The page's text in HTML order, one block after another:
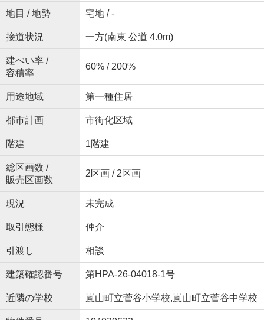
地目 / 地勢 宅地 / -
接道状況 一方(南東 公道 4.0m)
建ぺい率 /
容積率
60% / 200%
用途地域 第一種住居
都市計画 市街化区域
階建 1階建
総区画数 /
販売区画数
2区画 / 2区画
現況 未完成
取引態様 仲介
引渡し 相談
建築確認番号 第HPA-26-04018-1号
近隣の学校 嵐山町立菅谷小学校,嵐山町立菅谷中学校